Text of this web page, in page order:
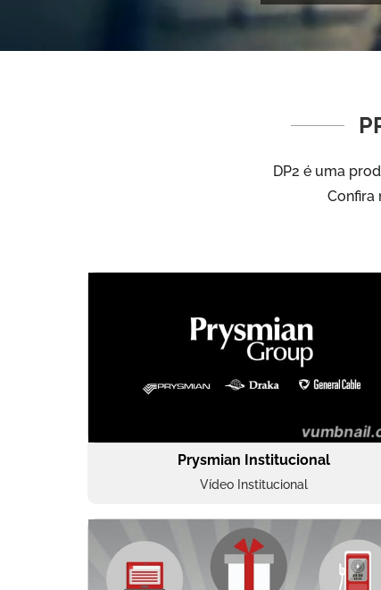
DP2 é uma
Confira
Prysmian Institucional
Vídeo Institucional